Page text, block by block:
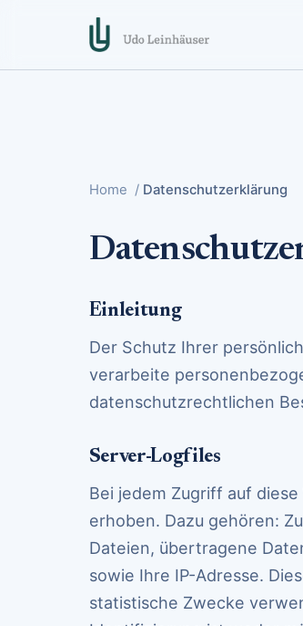
Home / Datenschutzerklärung
Einleitung
Der Schutz Ihrer
verarbeite
datenschutzrechtlichen
Server-Logfiles
Bei jedem Zugriff auf
erhoben. Dazu gehören:
Dateien, übertragene
sowie Ihre IP-Adresse.
statistische Zwecke